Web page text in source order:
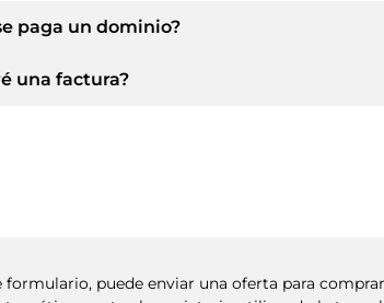
paga un dominio?
a un acuerdo, el propietario le informará
una factura?
formulario, puede enviar una oferta para